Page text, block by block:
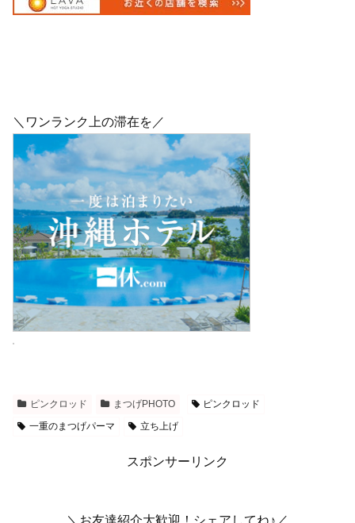
＼ワンランク上の滞在を／
ピンクロッド まつげPHOTO
ピンクロッド
一重のまつげパーマ
立ち上げ
スポンサーリンク